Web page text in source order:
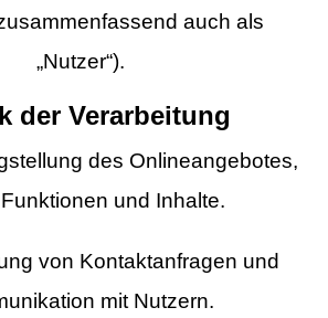
auch als
„Nutzer“).
der Verarbeitung
des Onlineangebotes,
und Inhalte.
von Kontaktanfragen und
mit Nutzern.